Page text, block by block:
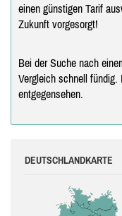
einen günstigen Tarif
Zukunft vorgesorgt!
Bei der Suche nach
Vergleich schnell fündig.
entgegensehen.
DEUTSCHLANDKARTE